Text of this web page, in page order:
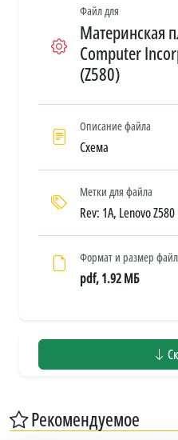
Файл для
Материнская
Computer
(Z580)
Описание файла
Схема
Метки для файла
Rev: 1A, Lenovo Z580
Формат и размер
pdf, 1.92 МБ
Рекомендуемое